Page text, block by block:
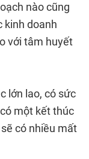
nào cũng
kinh doanh
với tâm huyết
lớn lao, có sức
một kết thúc
có nhiều mất